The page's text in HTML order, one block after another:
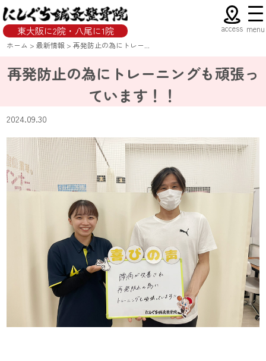
東大阪に2院・八尾に1院 access menu
ホーム >最新情報 >再発防止の為にトレー...
再発防止の為にトレーニングも頑張っ
ています！！
2024.09.30